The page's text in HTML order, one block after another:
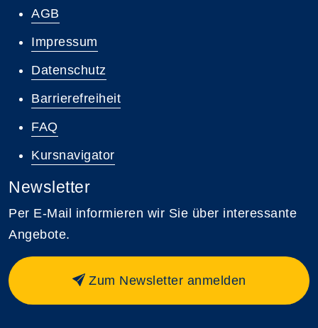
AGB
Impressum
Datenschutz
Barrierefreiheit
FAQ
Kursnavigator
Newsletter
Per E-Mail informieren wir Sie über interessante
Angebote.
Zum Newsletter anmelden